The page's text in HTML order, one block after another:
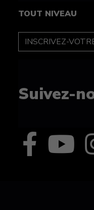
TOUT NIVEAU
INSCRIPTION
Suivez-